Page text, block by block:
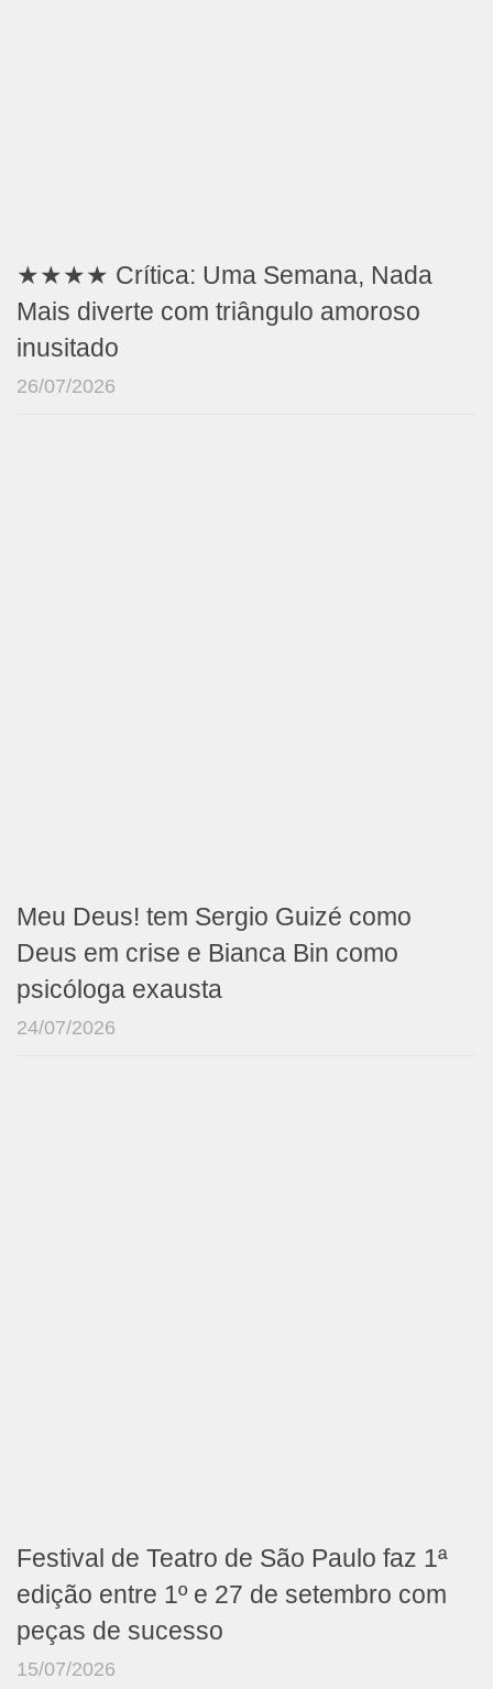
★★★★ Crítica: Uma Semana, Nada
Mais diverte com triângulo amoroso
inusitado
26/07/2026
Meu Deus! tem Sergio Guizé como
Deus em crise e Bianca Bin como
psicóloga exausta
24/07/2026
Festival de Teatro de São Paulo faz 1ª
edição entre 1º e 27 de setembro com
peças de sucesso
15/07/2026